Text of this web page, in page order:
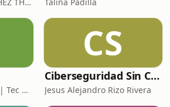
Tec Sounds Podcasts | Tec de Monterrey
CS
Ciberseguridad Sin Censura
Jesus Alejandro Rizo Rivera